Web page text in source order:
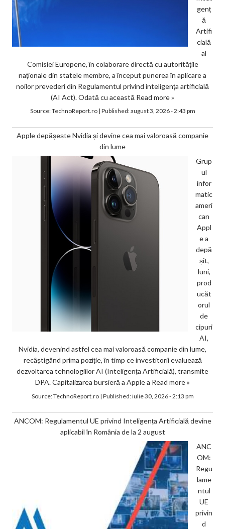
genț
ă
Artifi
cială
al
Comisiei Europene, în colaborare directă cu autoritățile
naționale din statele membre, a început punerea în aplicare a
noilor prevederi din Regulamentul privind inteligența artificială
(AI Act). Odată cu această Read more »
Source:TechnoReport.ro| Published:august 3, 2026 - 2:43 pm
Apple depășește Nvidia și devine cea mai valoroasă companie
din lume
Grup
ul
infor
matic
ameri
can
Appl
e a
depă
șit,
luni,
prod
ucăt
orul
de
cipuri
AI,
Nvidia, devenind astfel cea mai valoroasă companie din lume,
recâștigând prima poziție, în timp ce investitorii evaluează
dezvoltarea tehnologiilor AI (Inteligența Artificială), transmite
DPA. Capitalizarea bursieră a Apple a Read more »
Source:TechnoReport.ro| Published:iulie 30, 2026 - 2:13 pm
ANCOM: Regulamentul UE privind Inteligența Artificială devine
aplicabil în România de la 2 august
ANC
OM:
Regu
lame
ntul
UE
privin
d